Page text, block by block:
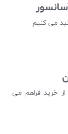
می کنیم
خرید فراهم می